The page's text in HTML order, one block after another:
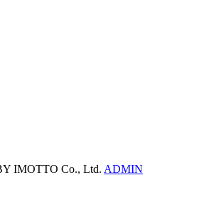
IMOTTO Co., Ltd. ADMIN